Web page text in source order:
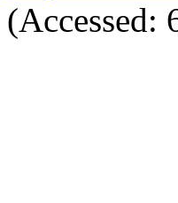
(Accessed: